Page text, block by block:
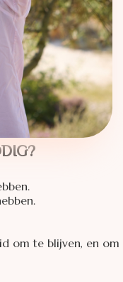
om te blijven, en om